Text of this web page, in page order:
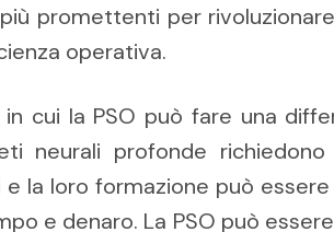
promettenti per
operativa.
in cui la PSO può fare una
neurali profonde
e la loro formazione può
e denaro. La PSO può